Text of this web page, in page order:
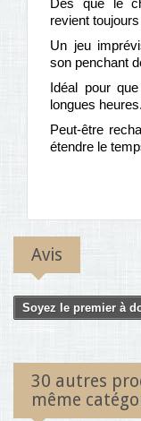
Dés que le
revient
Un jeu
son penchant
Idéal pour
longues heures.
Peut-être
étendre le
Avis
Soyez le premier à
30 autres
même